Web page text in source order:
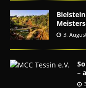
3.
–